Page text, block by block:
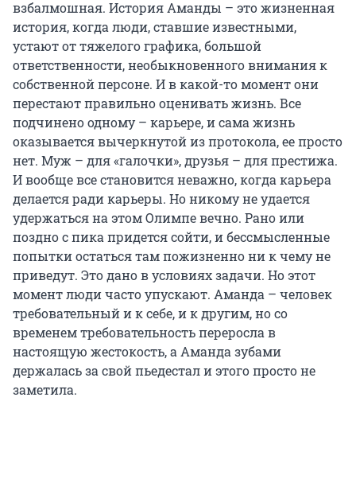
взбалмошная. История Аманды – это жизненная
история, когда люди, ставшие известными,
устают от тяжелого графика, большой
ответственности, необыкновенного внимания к
собственной персоне. И в какой-то момент они
перестают правильно оценивать жизнь. Все
подчинено одному – карьере, и сама жизнь
оказывается вычеркнутой из протокола, ее просто
нет. Муж – для «галочки», друзья – для престижа.
И вообще все становится неважно, когда карьера
делается ради карьеры. Но никому не удается
удержаться на этом Олимпе вечно. Рано или
поздно с пика придется сойти, и бессмысленные
попытки остаться там пожизненно ни к чему не
приведут. Это дано в условиях задачи. Но этот
момент люди часто упускают. Аманда – человек
требовательный и к себе, и к другим, но со
временем требовательность переросла в
настоящую жестокость, а Аманда зубами
держалась за свой пьедестал и этого просто не
заметила.